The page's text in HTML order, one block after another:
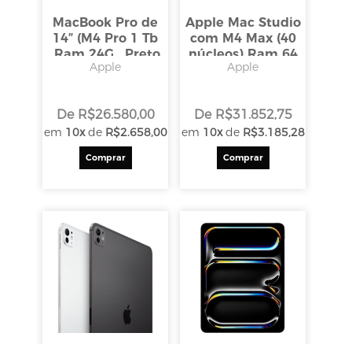
MacBook Pro de
14″ (M4 Pro 1 Tb
,Ram 24G , Preto
Espacial)
Apple
De R$26.580,00
em 10xde R$2.658,00
Comprar
Apple Mac Studio
com M4 Max (40
núcleos) Ram 64
/SSD 1TB
Apple
De R$31.852,75
em 10xde R$3.185,28
Comprar